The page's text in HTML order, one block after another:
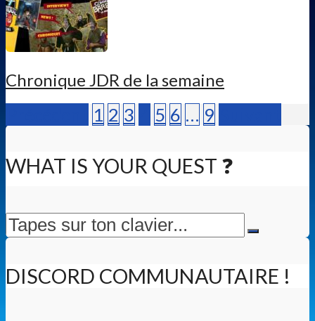
Chronique JDR de la semaine
1 2 3 5 6 … 9
WHAT IS YOUR QUEST ❓
DISCORD COMMUNAUTAIRE !